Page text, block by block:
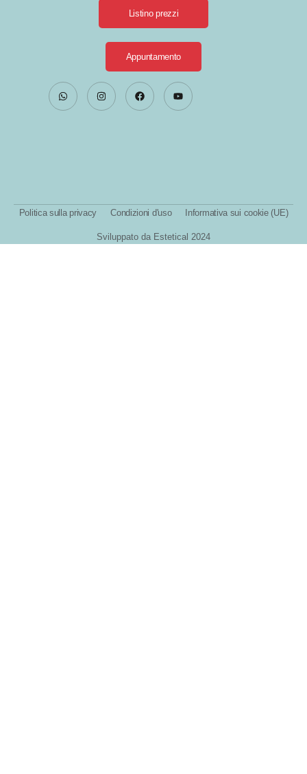
Listino prezzi
Appuntamento
Sviluppato da Estetical 2024
Politica sulla privacy Condizioni d'uso Informativa sui cookie (UE)